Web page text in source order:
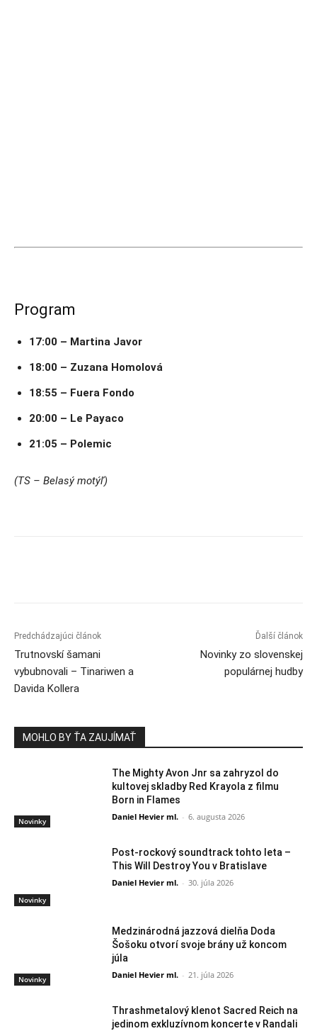
Program
17:00 – Martina Javor
18:00 – Zuzana Homolová
18:55 – Fuera Fondo
20:00 – Le Payaco
21:05 – Polemic
(TS – Belasý motýľ)
Predchádzajúci článok
Trutnovskí šamani
vybubnovali – Tinariwen a
Davida Kollera
Ďalší článok
Novinky zo slovenskej
populárnej hudby
MOHLO BY ŤA ZAUJÍMAŤ
Novinky
The Mighty Avon Jnr sa zahryzol do
kultovej skladby Red Krayola z filmu
Born in Flames
Daniel Hevier ml. - 6. augusta 2026
Novinky
Post-rockový soundtrack tohto leta –
This Will Destroy You v Bratislave
Daniel Hevier ml. - 30. júla 2026
Novinky
Medzinárodná jazzová dielňa Doda
Šošoku otvorí svoje brány už koncom
júla
Daniel Hevier ml. - 21. júla 2026
Thrashmetalový klenot Sacred Reich na
jedinom exkluzívnom koncerte v Randali